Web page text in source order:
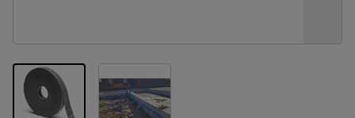
View larger image